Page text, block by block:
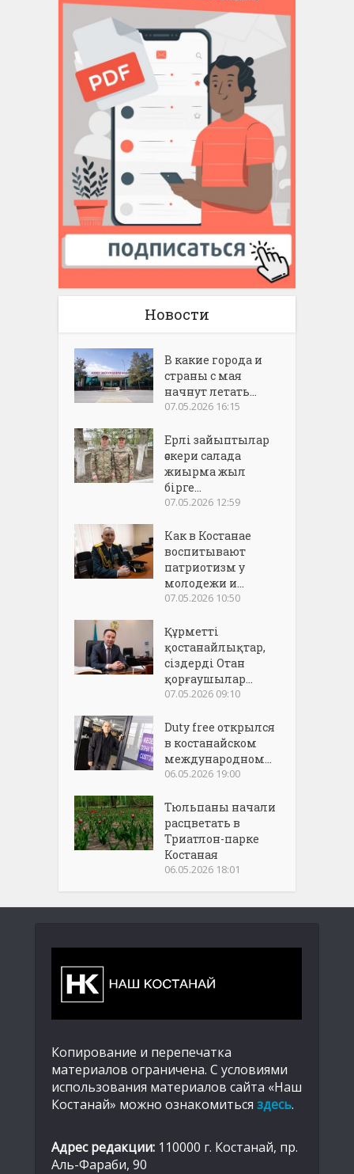
Новости
В какие города и
страны с мая
начнут летать...
07.05.2026 16:15
Ерлі зайыптылар
әскери салада
жиырма жыл
бірге...
07.05.2026 12:59
Как в Костанае
воспитывают
патриотизм у
молодежи и...
07.05.2026 10:50
Құрметті
қостанайлықтар,
сіздерді Отан
қорғаушылар...
07.05.2026 09:10
Duty free открылся
в костанайском
международном...
06.05.2026 19:00
Тюльпаны начали
расцветать в
Триатлон-парке
Костаная
06.05.2026 18:01
Копирование и перепечатка
материалов ограничена. С условиями
использования материалов сайта «Наш
Костанай» можно ознакомиться здесь.
Адрес редакции: 110000 г. Костанай, пр.
Аль-Фараби, 90